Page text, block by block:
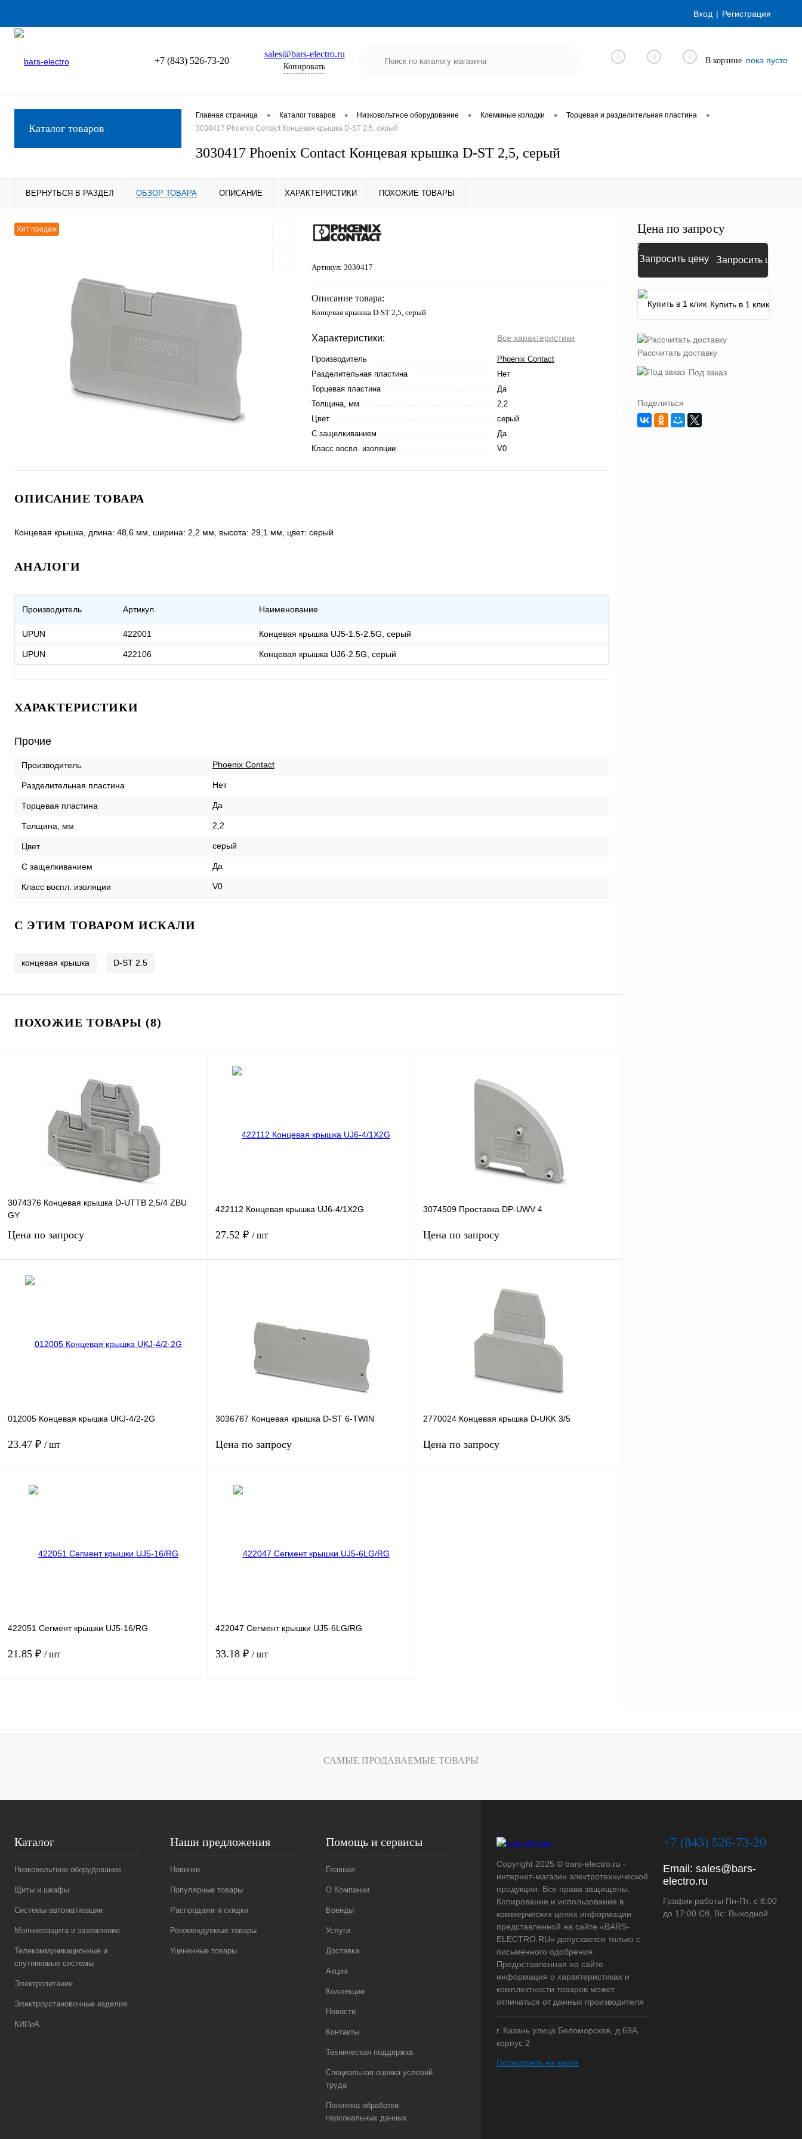
Вход Регистрация
+7 (843) 526-73-20
sales@bars-electro.ru
Копировать
0 0 0 В корзине пока пусто
Каталог товаров
Главная страница • Каталог товаров • Низковольтное оборудование • Клеммные колодки • Торцевая и разделительная пластина •
3030417 Phoenix Contact Концевая крышка D-ST 2,5, серый
3030417 Phoenix Contact Концевая крышка D-ST 2,5, серый
ВЕРНУТЬСЯ В РАЗДЕЛ ОБЗОР ТОВАРА ОПИСАНИЕ ХАРАКТЕРИСТИКИ ПОХОЖИЕ ТОВАРЫ
Хит продаж
Артикул: 3030417
Описание товара:
Концевая крышка D-ST 2,5, серый
Характеристики: Все характеристики
Производитель
Phoenix Contact
Разделительная пластина
Нет
Торцевая пластина
Да
Толщина, мм
2,2
Цвет
серый
С защелкиванием
Да
Класс воспл. изоляции
V0
ОПИСАНИЕ ТОВАРА
Концевая крышка, длина: 48,6 мм, ширина: 2,2 мм, высота: 29,1 мм, цвет: cерый
АНАЛОГИ
Производитель Артикул Наименование
UPUN 422001 Концевая крышка UJ5-1.5-2.5G, серый
UPUN 422106 Концевая крышка UJ6-2.5G, серый
ХАРАКТЕРИСТИКИ
Прочие
Производитель Phoenix Contact
Разделительная пластина Нет
Торцевая пластина Да
Толщина, мм 2,2
Цвет серый
С защелкиванием Да
Класс воспл. изоляции V0
C ЭТИМ ТОВАРОМ ИСКАЛИ
концевая крышка D-ST 2.5
ПОХОЖИЕ ТОВАРЫ (8)
3074376 Концевая крышка D-UTTB 2,5/4 ZBU
GY
Цена по запросу
422112 Концевая крышка UJ6-4/1X2G
27.52 ₽ / шт
В избранное Под заказ
3074509 Проставка DP-UWV 4
Цена по запросу
Сравнение
Под заказ
012005 Концевая крышка UKJ-4/2-2G
23.47 ₽ / шт
3036767 Концевая крышка D-ST 6-TWIN
Цена по запросу
2770024 Концевая крышка D-UKK 3/5
Цена по запросу
422051 Сегмент крышки UJ5-16/RG
21.85 ₽ / шт
Купить в 1 клик Сравнение
422047 Сегмент крышки UJ5-6LG/RG
33.18 ₽ / шт
Купить в 1 клик Сравнение
Цена по запросу
Запросить цену
Купить в 1 клик
Рассчитать доставку
Под заказ
Поделиться
САМЫЕ ПРОДАВАЕМЫЕ ТОВАРЫ
Каталог
Низковольтное оборудование
Щиты и шкафы
Системы автоматизации
Молниезащита и заземление
Телекоммуникационные и
спутниковые системы
Электропитание
Электроустановочные изделия
КИПиА
Наши предложения
Новинки
Популярные товары
Распродажи и скидки
Рекомендуемые товары
Уцененные товары
Помощь и сервисы
Главная
О Компании
Бренды
Услуги
Доставка
Акции
Коллекции
Новости
Контакты
Техническая поддержка
Специальная оценка условий
труда
Политика обработки
персональных данных
Copyright 2025 © bars-electro.ru -
интернет-магазин электротехнической
продукции. Все права защищены.
Копирование и использование в
коммерческих целях информации
представленной на сайте «BARS-
ELECTRO.RU» допускается только с
письменного одобрения.
Предоставленная на сайте
информация о характеристиках и
комплектности товаров может
отличаться от данных производителя
г. Казань улица Беломорская, д.69А,
корпус 2
Посмотреть на карте
+7 (843) 526-73-20
Email: sales@bars-
electro.ru
График работы Пн-Пт: с 8:00
до 17:00 Сб, Вс: Выходной